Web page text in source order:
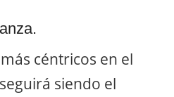
céntricos en el
siendo el